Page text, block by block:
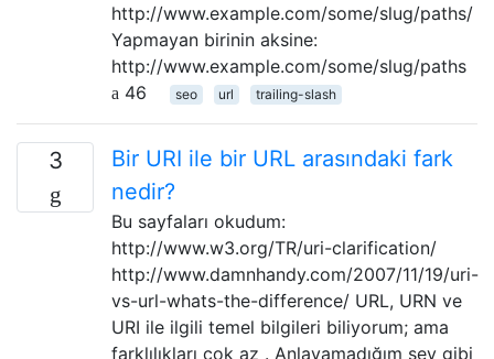
http://www.example.com/some/slug/paths/
Yapmayan birinin aksine:
http://www.example.com/some/slug/paths
46
seo url trailing-slash
3
Bir URI ile bir URL arasındaki fark
nedir?
Bu sayfaları okudum:
http://www.w3.org/TR/uri-clarification/
http://www.damnhandy.com/2007/11/19/uri-
vs-url-whats-the-difference/ URL, URN ve
URI ile ilgili temel bilgileri biliyorum; ama
farklılıkları çok az . Anlayamadığım şey gibi